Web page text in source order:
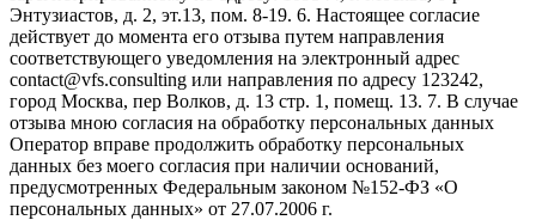
Энтузиастов, д. 2, эт.13, пом. 8-19. 6. Настоящее согласие
действует до момента его отзыва путем направления
соответствующего уведомления на электронный адрес
contact@vfs.consulting или направления по адресу 123242,
город Москва, пер Волков, д. 13 стр. 1, помещ. 13. 7. В случае
отзыва мною согласия на обработку персональных данных
Оператор вправе продолжить обработку персональных
данных без моего согласия при наличии оснований,
предусмотренных Федеральным законом №152-ФЗ «О
персональных данных» от 27.07.2006 г.